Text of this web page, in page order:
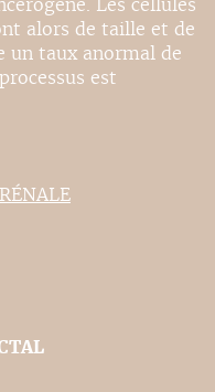
Les cellules
alors de taille et de
un taux anormal de
est